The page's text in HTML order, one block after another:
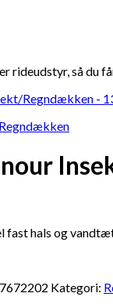
rideudstyr, så du
Regndækken
fast hals og
Kategori: